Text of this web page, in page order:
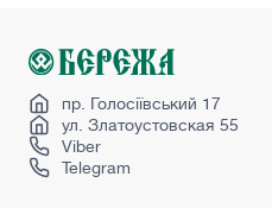
пр. Голосіївський 17
ул. Златоустовская 55
Viber
Telegram